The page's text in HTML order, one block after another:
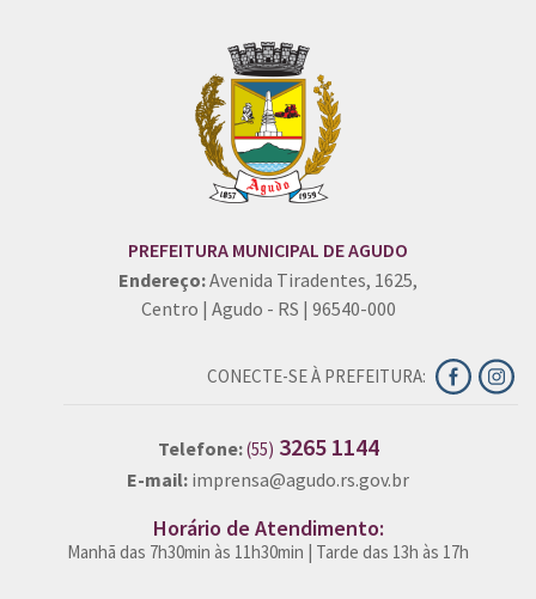
PREFEITURA MUNICIPAL DE AGUDO
Endereço:Avenida Tiradentes, 1625,
Centro | Agudo - RS | 96540-000
CONECTE-SE À PREFEITURA:
Telefone:(55) 3265 1144
E-mail: imprensa@agudo.rs.gov.br
Horário de Atendimento:
Manhã das 7h30min às 11h30min | Tarde das 13h às 17h